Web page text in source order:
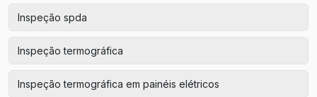
Inspeção spda
Inspeção termográfica
Inspeção termográfica em painéis elétricos